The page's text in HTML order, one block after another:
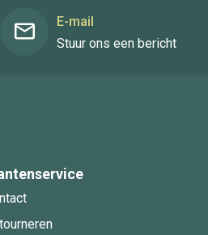
E-mail
Stuur ons een bericht